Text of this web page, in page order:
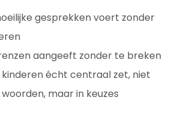
gesprekken voert zonder
aangeeft zonder te breken
kinderen écht centraal zet, niet
maar in keuzes